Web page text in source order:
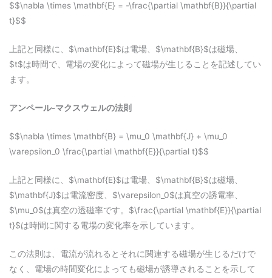
$$\nabla \times \mathbf{E} = -\frac{\partial \mathbf{B}}{\partial
t}$$
上記と同様に、$\mathbf{E}$は電場、$\mathbf{B}$は磁場、
$t$は時間で、電場の変化によって磁場が生じることを記述してい
ます。
アンペール-マクスウェルの法則
$$\nabla \times \mathbf{B} = \mu_0 \mathbf{J} + \mu_0
\varepsilon_0 \frac{\partial \mathbf{E}}{\partial t}$$
上記と同様に、$\mathbf{E}$は電場、$\mathbf{B}$は磁場、
$\mathbf{J}$は電流密度、$\varepsilon_0$は真空の誘電率、
$\mu_0$は真空の透磁率です。$\frac{\partial \mathbf{E}}{\partial
t}$は時間に関する電場の変化率を示しています。
この法則は、電流が流れるとそれに関連する磁場が生じるだけで
なく、電場の時間変化によっても磁場が誘導されることを示して